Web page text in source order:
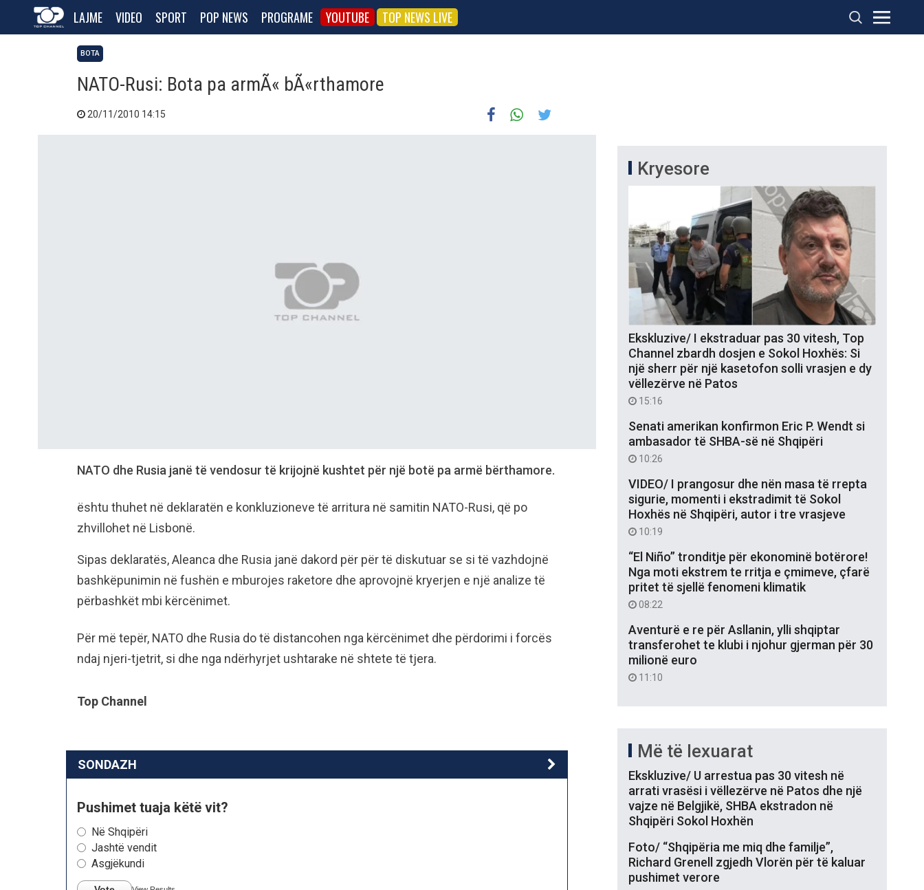
LAJME VIDEO SPORT POP NEWS PROGRAME YOUTUBE TOP NEWS LIVE
BOTA
NATO-Rusi: Bota pa armÃ« bÃ«rthamore
20/11/2010 14:15
NATO dhe Rusia janë të vendosur të krijojnë kushtet për një botë pa armë bërthamore.
ështu thuhet në deklaratën e konkluzioneve të arritura në samitin NATO-Rusi, që po
zhvillohet në Lisbonë.
Sipas deklaratës, Aleanca dhe Rusia janë dakord për për të diskutuar se si të vazhdojnë
bashkëpunimin në fushën e mburojes raketore dhe aprovojnë kryerjen e një analize të
përbashkët mbi kërcënimet.
Për më tepër, NATO dhe Rusia do të distancohen nga kërcënimet dhe përdorimi i forcës
ndaj njeri-tjetrit, si dhe nga ndërhyrjet ushtarake në shtete të tjera.
Top Channel
SONDAZH
Pushimet tuaja këtë vit?
Në Shqipëri
Jashtë vendit
Asgjëkundi
Kryesore
Ekskluzive/ I ekstraduar pas 30 vitesh, Top
Channel zbardh dosjen e Sokol Hoxhës: Si
një sherr për një kasetofon solli vrasjen e dy
vëllezërve në Patos
15:16
Senati amerikan konfirmon Eric P. Wendt si
ambasador të SHBA-së në Shqipëri
10:26
VIDEO/ I prangosur dhe nën masa të rrepta
sigurie, momenti i ekstradimit të Sokol
Hoxhës në Shqipëri, autor i tre vrasjeve
10:19
“El Niño” tronditje për ekonominë botërore!
Nga moti ekstrem te rritja e çmimeve, çfarë
pritet të sjellë fenomeni klimatik
08:22
Aventurë e re për Asllanin, ylli shqiptar
transferohet te klubi i njohur gjerman për 30
milionë euro
11:10
Më të lexuarat
Ekskluzive/ U arrestua pas 30 vitesh në
arrati vrasësi i vëllezërve në Patos dhe një
vajze në Belgjikë, SHBA ekstradon në
Shqipëri Sokol Hoxhën
Foto/ “Shqipëria me miq dhe familje”,
Richard Grenell zgjedh Vlorën për të kaluar
pushimet verore